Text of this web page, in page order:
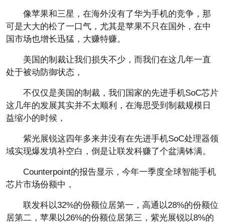
像苹果和三星，在海外没有了华为手机的竞争，那
可是大大的松了一口气，尤其是苹果不只在国外，在中
国市场也增长迅猛，大赚特赚。
美国的制裁让我们损失不少，而我们在这几年一直
处于被动防御状态，
不仅仅是美国的制裁，我们国家的先进手机SoC芯片
这几年的发展其实并不太顺利，在海思受到制裁规模日
益缩小的时候，
紫光展锐这四年多来并没有在先进手机SoC处理器领
域实现爆发填补空白，倒是让联发科赚了个盆满钵满。
Counterpoint的报告显示，今年一季度全球智能手机
芯片市场份额中，
联发科以32%的份额位居第一，高通以28%的份额位
居第二，苹果以26%的份额位居第三，紫光展锐以8%的